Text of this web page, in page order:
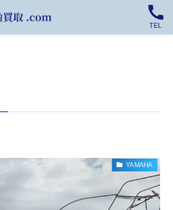
TEL
YAMAHA